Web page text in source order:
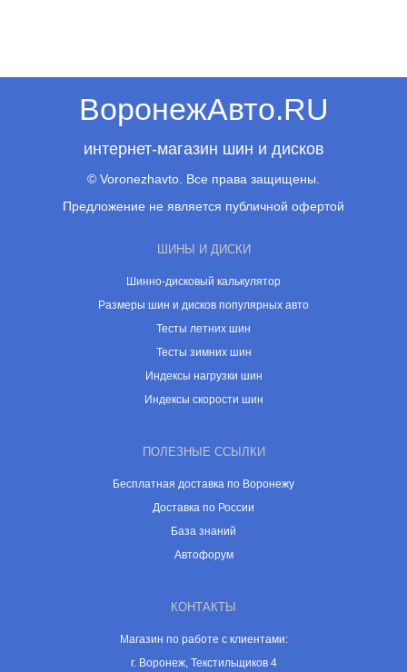
ВоронежАвто.RU
интернет-магазин шин и дисков
© Voronezhavto. Все права защищены.
Предложение не является публичной офертой
ШИНЫ И ДИСКИ
Шинно-дисковый калькулятор
Размеры шин и дисков популярных авто
Тесты летних шин
Тесты зимних шин
Индексы нагрузки шин
Индексы скорости шин
ПОЛЕЗНЫЕ ССЫЛКИ
Бесплатная доставка по Воронежу
Доставка по России
База знаний
Автофорум
КОНТАКТЫ
Магазин по работе с клиентами:
г. Воронеж, Текстильщиков 4